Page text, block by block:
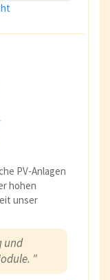
PV-Anlagen
hohen
unser
und
"